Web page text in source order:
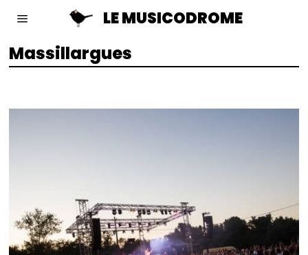
LE MUSICODROME
Massillargues